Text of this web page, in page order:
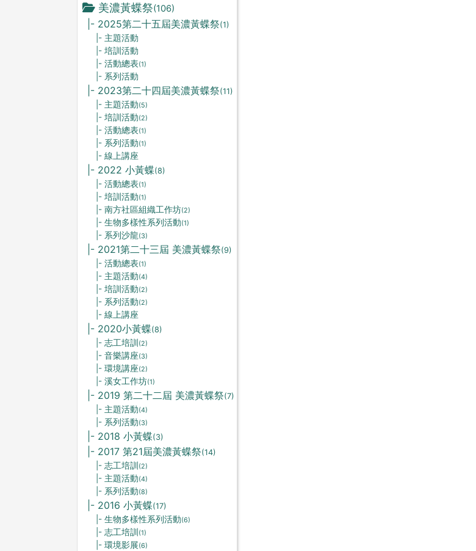
美濃黃蝶祭(106)
|- 2025第二十五屆美濃黃蝶祭(1)
|- 主題活動
|- 培訓活動
|- 活動總表(1)
|- 系列活動
|- 2023第二十四屆美濃黃蝶祭(11)
|- 主題活動(5)
|- 培訓活動(2)
|- 活動總表(1)
|- 系列活動(1)
|- 線上講座
|- 2022 小黃蝶(8)
|- 活動總表(1)
|- 培訓活動(1)
|- 南方社區組織工作坊(2)
|- 生物多樣性系列活動(1)
|- 系列沙龍(3)
|- 2021第二十三屆 美濃黃蝶祭(9)
|- 活動總表(1)
|- 主題活動(4)
|- 培訓活動(2)
|- 系列活動(2)
|- 線上講座
|- 2020小黃蝶(8)
|- 志工培訓 (2)
|- 音樂講座(3)
|- 環境講座(2)
|- 溪女工作坊(1)
|- 2019 第二十二屆 美濃黃蝶祭(7)
|- 主題活動(4)
|- 系列活動(3)
|- 2018 小黃蝶(3)
|- 2017 第21屆美濃黃蝶祭(14)
|- 志工培訓 (2)
|- 主題活動(4)
|- 系列活動(8)
|- 2016 小黃蝶(17)
|- 生物多樣性系列活動(6)
|- 志工培訓 (1)
|- 環境影展(6)